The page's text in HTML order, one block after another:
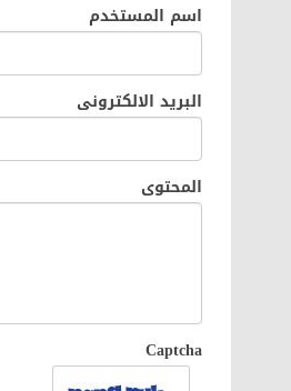
اسم المستخدم
البريد الالكترونى
المحتوى
Captcha